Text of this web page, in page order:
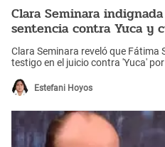
Clara Seminara
sentencia contra Yuca y
Clara Seminara reveló que Fátima
testigo en el juicio contra 'Yuca'
Estefani Hoyos